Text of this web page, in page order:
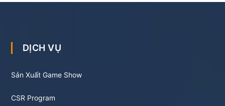
DỊCH VỤ
Sản Xuất Game Show
CSR Program